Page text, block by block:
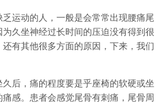
运动的人，一般是会常常出现腰痛尾
久坐神经过长时间的压迫没有得到很
有其他很多方面的原因，下来，我们
后，痛的程度要是乎座椅的软硬或坐
感。患者会感觉尾骨有刺痛，尾骨周